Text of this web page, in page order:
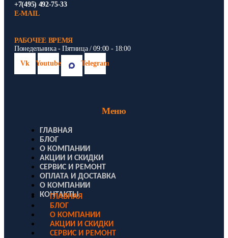
+7(495) 492-75-33
E-MAIL
РАБОЧЕЕ ВРЕМЯ
Понедельника - Пятница / 09:00 - 18:00
Vk
Youtube Telegram
Меню
ГЛАВНАЯ
БЛОГ
О КОМПАНИИ
АКЦИИ И СКИДКИ
СЕРВИС И РЕМОНТ
ОПЛАТА И ДОСТАВКА
О КОМПАНИИ
КОНТАКТЫ
ГЛАВНАЯ
БЛОГ
О КОМПАНИИ
АКЦИИ И СКИДКИ
СЕРВИС И РЕМОНТ